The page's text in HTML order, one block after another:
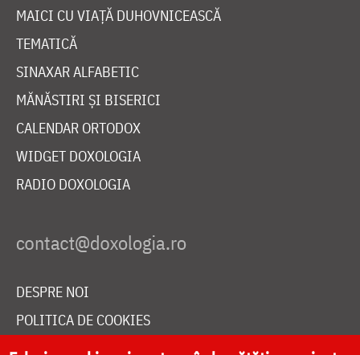
MAICI CU VIAȚĂ DUHOVNICEASCĂ
TEMATICĂ
SINAXAR ALFABETIC
MĂNĂSTIRI ȘI BISERICI
CALENDAR ORTODOX
WIDGET DOXOLOGIA
RADIO DOXOLOGIA
DESPRE NOI
POLITICA DE COOKIES
DONEAZĂ ONLINE PENTRU CATEDRALA NAȚIONALĂ